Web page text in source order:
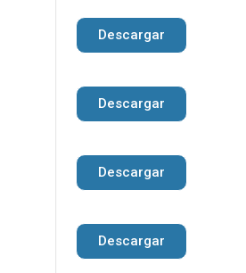
Descargar
Descargar
Descargar
Descargar